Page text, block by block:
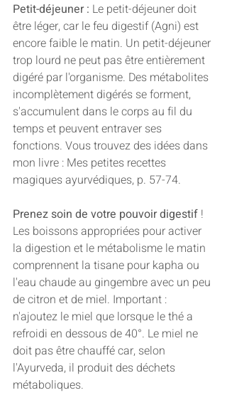
Petit-déjeuner : Le petit-déjeuner doit
être léger, car le feu digestif (Agni) est
encore faible le matin. Un petit-déjeuner
trop lourd ne peut pas être entièrement
digéré par l'organisme. Des métabolites
incomplètement digérés se forment,
s'accumulent dans le corps au fil du
temps et peuvent entraver ses
fonctions. Vous trouvez des idées dans
mon livre : Mes petites recettes
magiques ayurvédiques, p. 57-74.
Prenez soin de votre pouvoir digestif !
Les boissons appropriées pour activer
la digestion et le métabolisme le matin
comprennent la tisane pour kapha ou
l'eau chaude au gingembre avec un peu
de citron et de miel. Important :
n'ajoutez le miel que lorsque le thé a
refroidi en dessous de 40°. Le miel ne
doit pas être chauffé car, selon
l'Ayurveda, il produit des déchets
métaboliques.